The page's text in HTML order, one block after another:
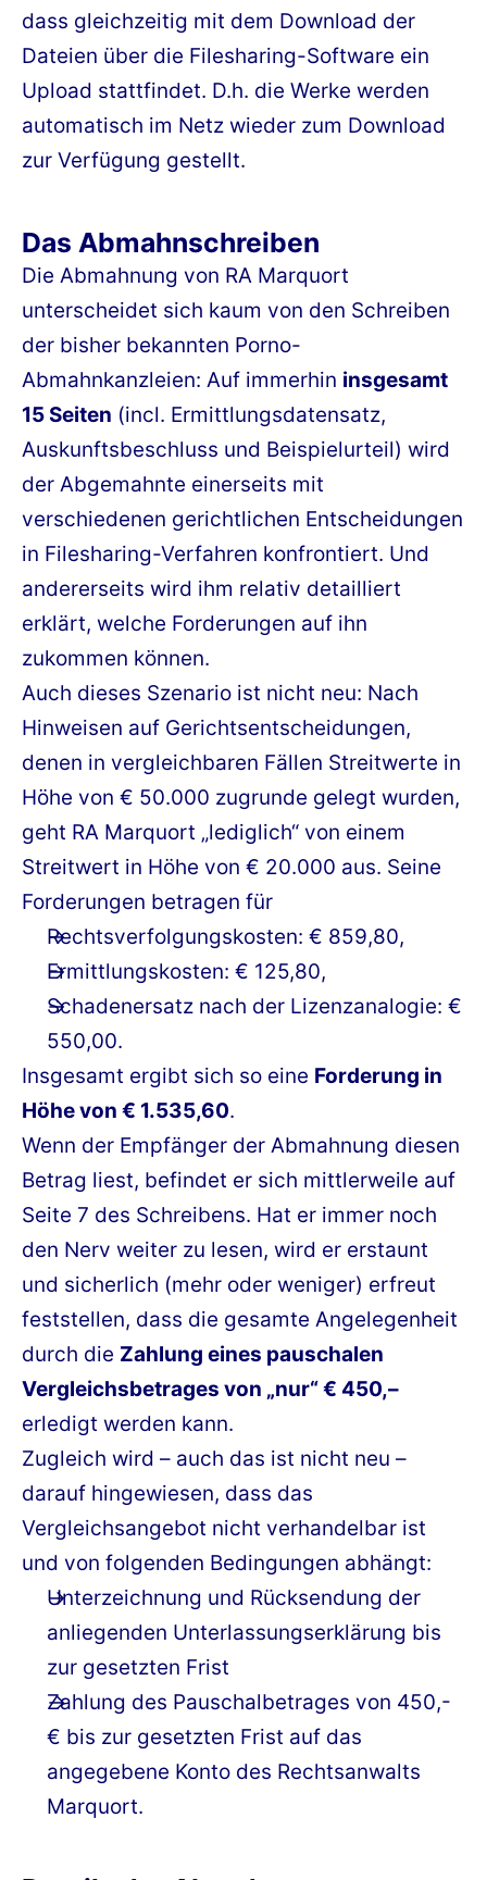
dass gleichzeitig mit dem Download der
Dateien über die Filesharing-Software ein
Upload stattfindet. D.h. die Werke werden
automatisch im Netz wieder zum Download
zur Verfügung gestellt.
Das Abmahnschreiben
Die Abmahnung von RA Marquort
unterscheidet sich kaum von den Schreiben
der bisher bekannten Porno-
Abmahnkanzleien: Auf immerhin insgesamt
15 Seiten (incl. Ermittlungsdatensatz,
Auskunftsbeschluss und Beispielurteil) wird
der Abgemahnte einerseits mit
verschiedenen gerichtlichen Entscheidungen
in Filesharing-Verfahren konfrontiert. Und
andererseits wird ihm relativ detailliert
erklärt, welche Forderungen auf ihn
zukommen können.
Auch dieses Szenario ist nicht neu: Nach
Hinweisen auf Gerichtsentscheidungen,
denen in vergleichbaren Fällen Streitwerte in
Höhe von € 50.000 zugrunde gelegt wurden,
geht RA Marquort „lediglich“ von einem
Streitwert in Höhe von € 20.000 aus. Seine
Forderungen betragen für
Rechtsverfolgungskosten: € 859,80,
Ermittlungskosten: € 125,80,
Schadenersatz nach der Lizenzanalogie: €
550,00.
Insgesamt ergibt sich so eine Forderung in
Höhe von € 1.535,60.
Wenn der Empfänger der Abmahnung diesen
Betrag liest, befindet er sich mittlerweile auf
Seite 7 des Schreibens. Hat er immer noch
den Nerv weiter zu lesen, wird er erstaunt
und sicherlich (mehr oder weniger) erfreut
feststellen, dass die gesamte Angelegenheit
durch die Zahlung eines pauschalen
Vergleichsbetrages von „nur“ € 450,–
erledigt werden kann.
Zugleich wird – auch das ist nicht neu –
darauf hingewiesen, dass das
Vergleichsangebot nicht verhandelbar ist
und von folgenden Bedingungen abhängt:
Unterzeichnung und Rücksendung der
anliegenden Unterlassungserklärung bis
zur gesetzten Frist
Zahlung des Pauschalbetrages von 450,-
€ bis zur gesetzten Frist auf das
angegebene Konto des Rechtsanwalts
Marquort.